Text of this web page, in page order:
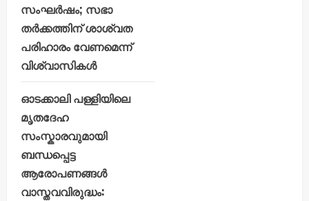
സംഘർഷം; സഭാ
തർക്കത്തിന് ശാശ്വത
പരിഹാരം വേണമെന്ന്
വിശ്വാസികൾ
ഓടക്കാലി പള്ളിയിലെ
മൃതദേഹ
സംസ്കാരവുമായി
ബന്ധപ്പെട്ട
ആരോപണങ്ങൾ
വാസ്തവവിരുദ്ധം: